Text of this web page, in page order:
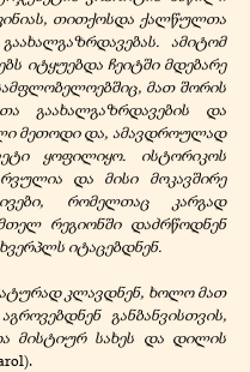
თითქოსდა ქალწულთა
ამიტომ
იტყუებდა ჩეიტში მდებარე
მათ შორის
გაახალგაზრდავების და
მეთოდი და, ამავდროულად
ყოფილიყო. ისტორიკოს
და მისი მოკავშირე
რომელთაც კარგად
რეგიონში დაძრწოდნენ
იტაცებდნენ.
კლავდნენ, ხოლო მათ
განბანვისთვის,
მისტიურ სახეს და დილის